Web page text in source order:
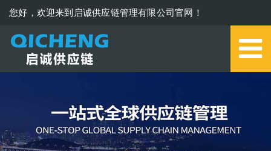
您好，欢迎来到启诚供应链管理有限公司官网！
0579-85273006